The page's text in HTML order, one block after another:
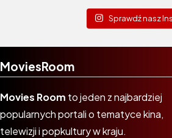
Sprawdź nasz
MoviesRoom
Movies Room to jeden z najbardziej
popularnych portali o tematyce kina,
telewizji i popkultury w kraju.